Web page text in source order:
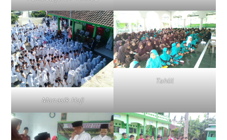
Manasik Haji
Tahlil